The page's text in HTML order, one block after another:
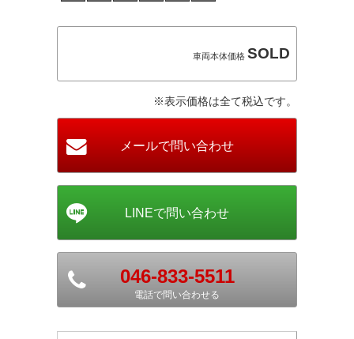
車両本体価格 SOLD
※表示価格は全て税込です。
046-833-5511
電話で問い合わせる